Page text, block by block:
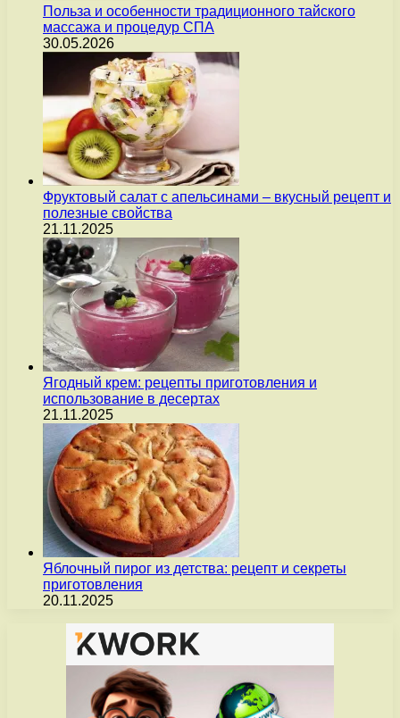
Польза и особенности традиционного тайского
массажа и процедур СПА
30.05.2026
Фруктовый салат с апельсинами – вкусный рецепт и
полезные свойства
21.11.2025
Ягодный крем: рецепты приготовления и
использование в десертах
21.11.2025
Яблочный пирог из детства: рецепт и секреты
приготовления
20.11.2025